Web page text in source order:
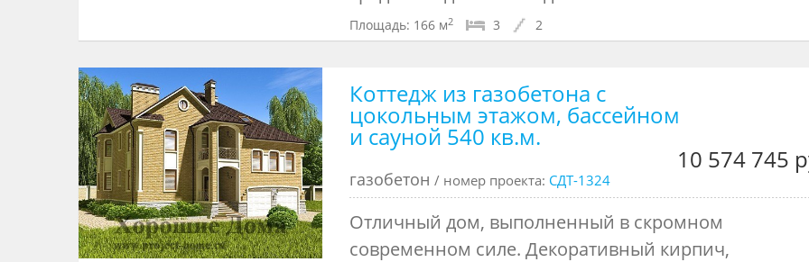
Площадь: 166 м2 3 2
Коттедж из газобетона с
цокольным этажом, бассейном
и сауной 540 кв.м.
10 574 745
газобетон / номер проекта: СДТ-1324
Отличный дом, выполненный в скромном
современном силе. Декоративный кирпич,